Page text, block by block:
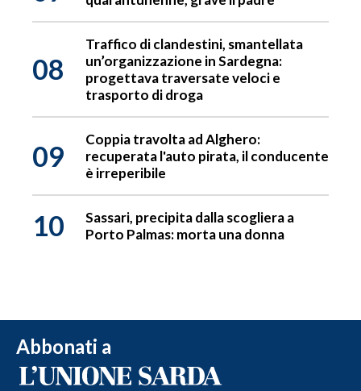
08
Traffico di clandestini, smantellata
un’organizzazione in Sardegna:
progettava traversate veloci e
trasporto di droga
09
Coppia travolta ad Alghero:
recuperata l'auto pirata, il conducente
è irreperibile
10
Sassari, precipita dalla scogliera a
Porto Palmas: morta una donna
Abbonati a